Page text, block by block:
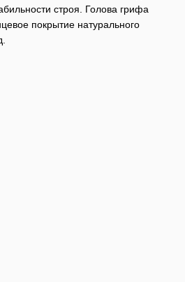
строя. Голова грифа
покрытие натурального